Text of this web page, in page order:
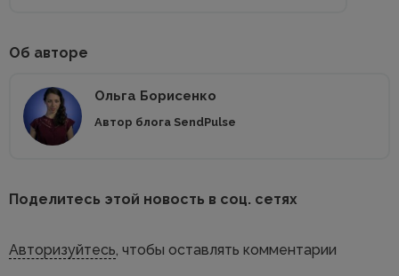
Об авторе
Ольга Борисенко
Автор блога SendPulse
Поделитесь этой новость в соц. сетях
Авторизуйтесь, чтобы оставлять комментарии